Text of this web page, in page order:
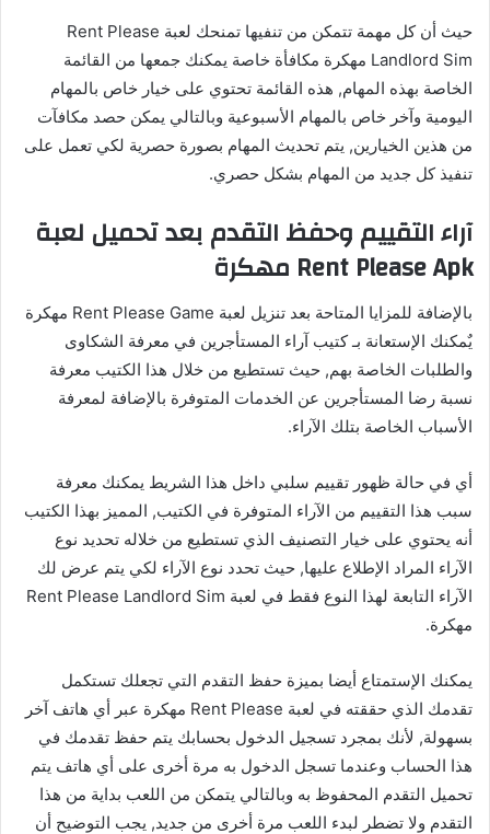
حيث أن كل مهمة تتمكن من تنفيها تمنحك لعبة Rent Please
Landlord Sim مهكرة مكافأة خاصة يمكنك جمعها من القائمة
الخاصة بهذه المهام, هذه القائمة تحتوي على خيار خاص بالمهام
اليومية وآخر خاص بالمهام الأسبوعية وبالتالي يمكن حصد مكافآت
من هذين الخيارين, يتم تحديث المهام بصورة حصرية لكي تعمل على
تنفيذ كل جديد من المهام بشكل حصري.
آراء التقييم وحفظ التقدم بعد تحميل لعبة
Rent Please Apk مهكرة
بالإضافة للمزايا المتاحة بعد تنزيل لعبة Rent Please Game مهكرة
يٌمكنك الإستعانة بـ كتيب آراء المستأجرين في معرفة الشكاوى
والطلبات الخاصة بهم, حيث تستطيع من خلال هذا الكتيب معرفة
نسبة رضا المستأجرين عن الخدمات المتوفرة بالإضافة لمعرفة
الأسباب الخاصة بتلك الآراء.
أي في حالة ظهور تقييم سلبي داخل هذا الشريط يمكنك معرفة
سبب هذا التقييم من الآراء المتوفرة في الكتيب, المميز بهذا الكتيب
أنه يحتوي على خيار التصنيف الذي تستطيع من خلاله تحديد نوع
الآراء المراد الإطلاع عليها, حيث تحدد نوع الآراء لكي يتم عرض لك
الآراء التابعة لهذا النوع فقط في لعبة Rent Please Landlord Sim
مهكرة.
يمكنك الإستمتاع أيضا بميزة حفظ التقدم التي تجعلك تستكمل
تقدمك الذي حققته في لعبة Rent Please مهكرة عبر أي هاتف آخر
بسهولة, لأنك بمجرد تسجيل الدخول بحسابك يتم حفظ تقدمك في
هذا الحساب وعندما تسجل الدخول به مرة أخرى على أي هاتف يتم
تحميل التقدم المحفوظ به وبالتالي يتمكن من اللعب بداية من هذا
التقدم ولا تضطر لبدء اللعب مرة أخرى من جديد, يجب التوضيح أن